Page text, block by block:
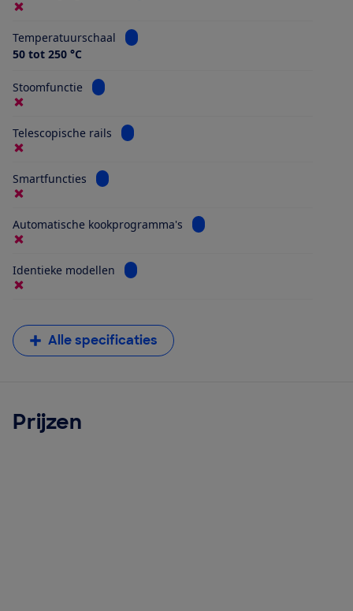
Temperatuurschaal
Bekijk informatie voor Temperatuurschaal
50 tot 250 °C
Stoomfunctie Bekijk informatie voor Stoomfunctie
Telescopische rails Bekijk informatie voor Telescopische rails
Smartfuncties Bekijk informatie voor Smartfuncties
Automatische kookprogramma's Bekijk informatie voor
Identieke modellen Bekijk informatie voor Identieke modellen
Alle specificaties
Prijzen